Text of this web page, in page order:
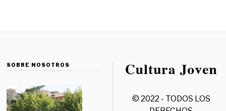
SOBRE NOSOTROS
© 2022 - TODOS LOS